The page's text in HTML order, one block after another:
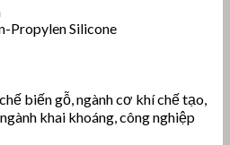
Propylen Silicone
biến gỗ, ngành cơ khí chế tạo,
khai khoáng, công nghiệp